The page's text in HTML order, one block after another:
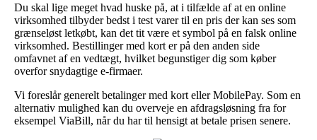
Du skal lige meget hvad huske på, at i tilfælde af at en online
virksomhed tilbyder bedst i test varer til en pris der kan ses som
grænseløst letkøbt, kan det tit være et symbol på en falsk online
virksomhed. Bestillinger med kort er på den anden side
omfavnet af en vedtægt, hvilket begunstiger dig som køber
overfor snydagtige e-firmaer.
Vi foreslår generelt betalinger med kort eller MobilePay. Som en
alternativ mulighed kan du overveje en afdragsløsning fra for
eksempel ViaBill, når du har til hensigt at betale prisen senere.